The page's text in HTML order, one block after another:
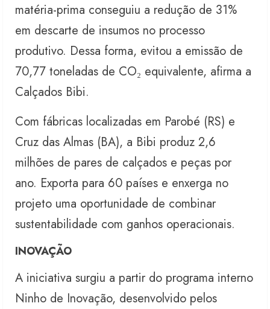
matéria-prima conseguiu a redução de 31%
em descarte de insumos no processo
produtivo. Dessa forma, evitou a emissão de
70,77 toneladas de CO₂ equivalente, afirma a
Calçados Bibi.
Com fábricas localizadas em Parobé (RS) e
Cruz das Almas (BA), a Bibi produz 2,6
milhões de pares de calçados e peças por
ano. Exporta para 60 países e enxerga no
projeto uma oportunidade de combinar
sustentabilidade com ganhos operacionais.
INOVAÇÃO
A iniciativa surgiu a partir do programa interno
Ninho de Inovação, desenvolvido pelos